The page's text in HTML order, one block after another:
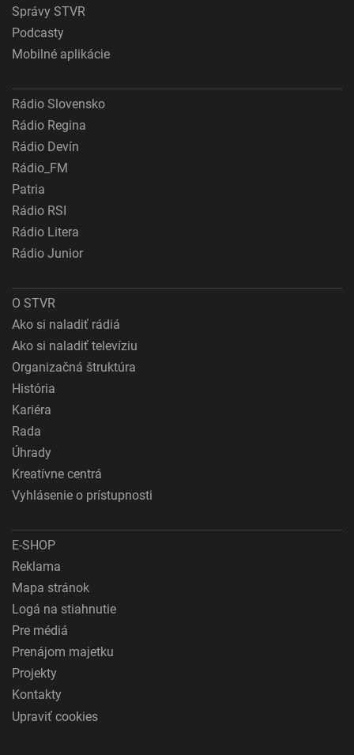
Správy STVR
Podcasty
Mobilné aplikácie
Rádio Slovensko
Rádio Regina
Rádio Devín
Rádio_FM
Patria
Rádio RSI
Rádio Litera
Rádio Junior
O STVR
Ako si naladiť rádiá
Ako si naladiť televíziu
Organizačná štruktúra
História
Kariéra
Rada
Úhrady
Kreatívne centrá
Vyhlásenie o prístupnosti
E-SHOP
Reklama
Mapa stránok
Logá na stiahnutie
Pre médiá
Prenájom majetku
Projekty
Kontakty
Upraviť cookies